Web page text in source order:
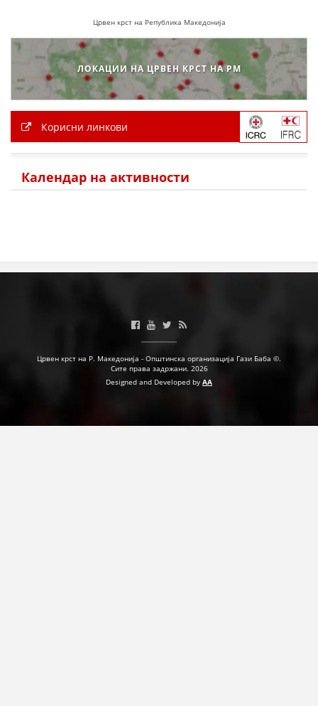
ЗА НАС
ДЕЈСТВУВАЊЕ
Црвен крст на Република Македонија
ЛОКАЦИИ НА ЦРВЕН КРСТ НА РМ
Корисни линкови
Календар на активности
Црвен крст на Р. Македонија - Општинска организација Гази Баба ©.
Сите права задржани. 2026
Designed and Developed by AA